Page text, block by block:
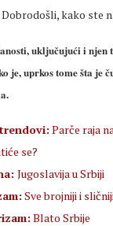
Dobrodošli, kako ste
uključujući i
je, uprkos tome šta je
Parče raja
se?
Jugoslavija u Srbiji
Sve brojniji i
Blato Srbije